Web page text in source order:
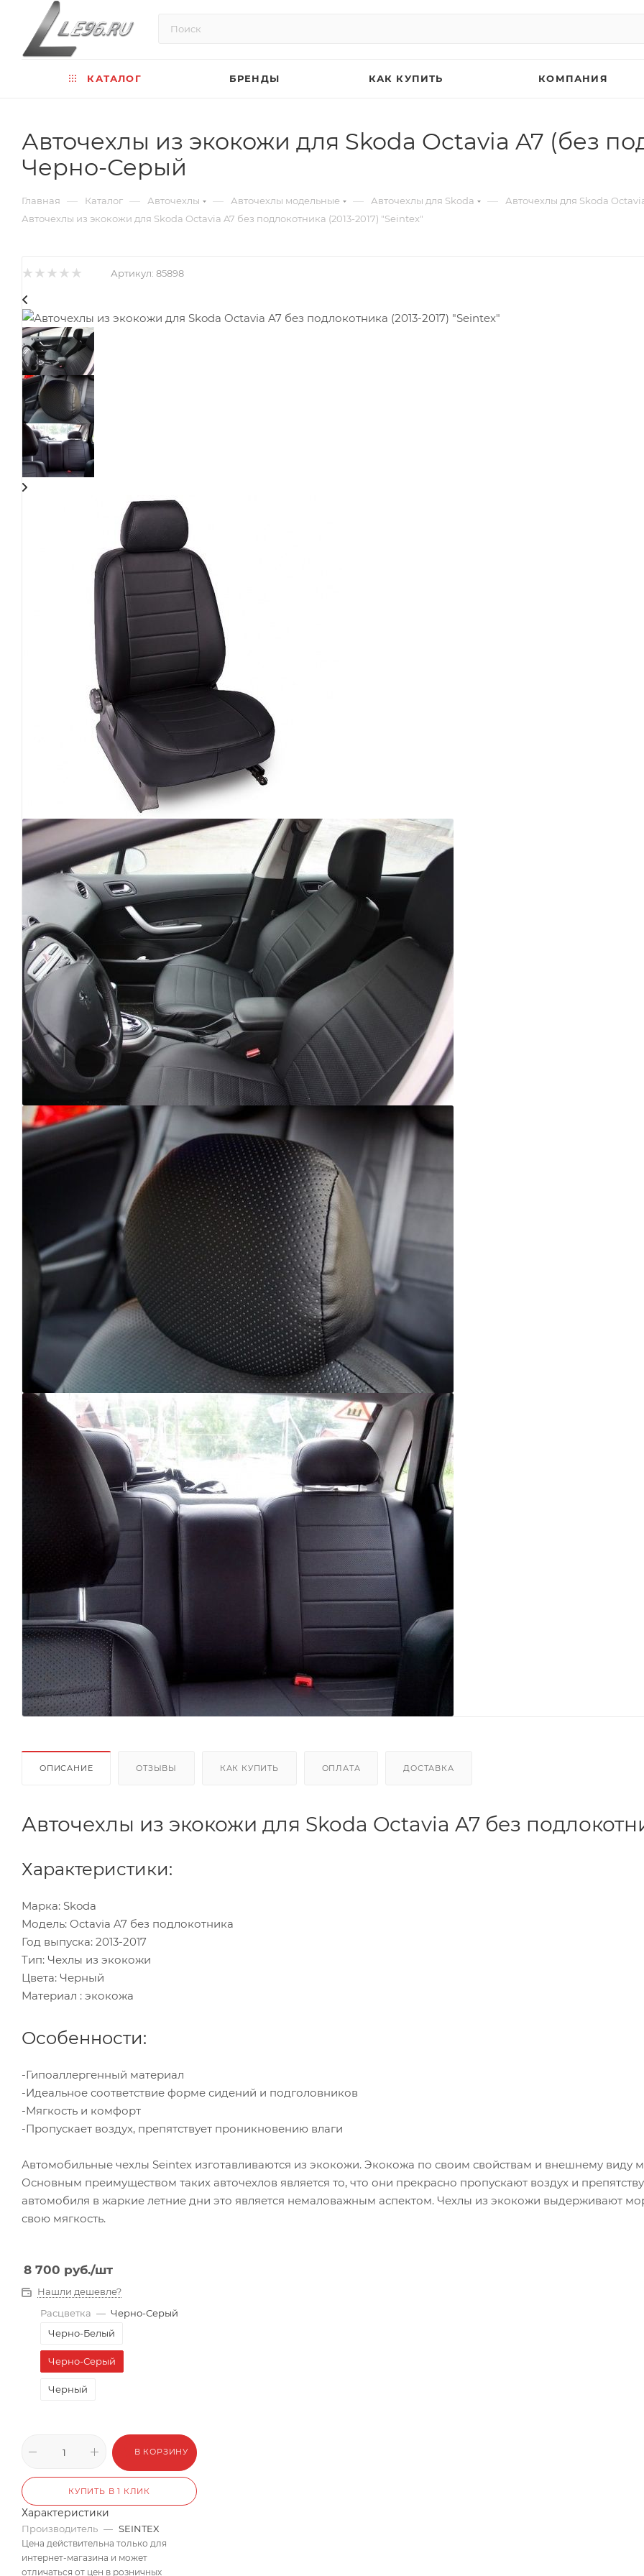
КАТАЛОГ БРЕНДЫ КАК КУПИТЬ КОМПАНИЯ
Авточехлы из экокожи для Skoda Octavia A7 (без
Черно-Серый
Главная — Каталог — Авточехлы — Авточехлы модельные — Авточехлы для Skoda —
Авточехлы для Skoda
Авточехлы из экокожи для Skoda Octavia A7 без подлокотника (2013-2017) "Seintex"
Артикул: 85898
ОПИСАНИЕ ОТЗЫВЫ КАК КУПИТЬ ОПЛАТА ДОСТАВКА
Авточехлы из экокожи для Skoda Octavia A7 без
Характеристики:
Марка: Skoda
Модель: Octavia A7 без подлокотника
Год выпуска: 2013-2017
Тип: Чехлы из экокожи
Цвета: Черный
Материал : экокожа
Особенности:
-Гипоаллергенный материал
-Идеальное соответствие форме сидений и подголовников
-Мягкость и комфорт
-Пропускает воздух, препятствует проникновению влаги
Автомобильные чехлы Seintex изготавливаются из экокожи. Экокожа по своим свойствам и внешнему виду
Основным преимуществом таких авточехлов является то, что они прекрасно пропускают воздух и
автомобиля в жаркие летние дни это является немаловажным аспектом. Чехлы из экокожи выдерживают
свою мягкость.
8 700 руб./шт
Нашли дешевле?
Расцветка — Черно-Серый
Черно-Белый
Черно-Серый
Черный
В КОРЗИНУ
КУПИТЬ В 1 КЛИК
Характеристики
Производитель — SEINTEX
Цена действительна только для
интернет-магазина и может
отличаться от цен в розничных